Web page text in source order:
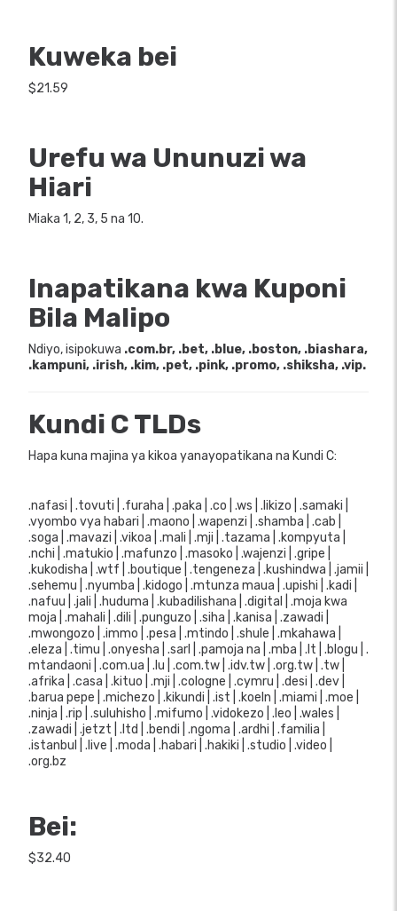
Kuweka bei
$21.59
Urefu wa Ununuzi wa
Hiari
Miaka 1, 2, 3, 5 na 10.
Inapatikana kwa Kuponi
Bila Malipo
Ndiyo, isipokuwa .com.br, .bet, .blue, .boston, .biashara,
.kampuni, .irish, .kim, .pet, .pink, .promo, .shiksha, .vip.
Kundi C TLDs
Hapa kuna majina ya kikoa yanayopatikana na Kundi C:
.nafasi | .tovuti | .furaha | .paka | .co | .ws | .likizo | .samaki |
.vyombo vya habari | .maono | .wapenzi | .shamba | .cab |
.soga | .mavazi | .vikoa | .mali | .mji | .tazama | .kompyuta |
.nchi | .matukio | .mafunzo | .masoko | .wajenzi | .gripe |
.kukodisha | .wtf | .boutique | .tengeneza | .kushindwa | .jamii |
.sehemu | .nyumba | .kidogo | .mtunza maua | .upishi | .kadi |
.nafuu | .jali | .huduma | .kubadilishana | .digital | .moja kwa
moja | .mahali | .dili | .punguzo | .siha | .kanisa | .zawadi |
.mwongozo | .immo | .pesa | .mtindo | .shule | .mkahawa |
.eleza | .timu | .onyesha | .sarl | .pamoja na | .mba | .lt | .blogu | .
mtandaoni | .com.ua | .lu | .com.tw | .idv.tw | .org.tw | .tw |
.afrika | .casa | .kituo | .mji | .cologne | .cymru | .desi | .dev |
.barua pepe | .michezo | .kikundi | .ist | .koeln | .miami | .moe |
.ninja | .rip | .suluhisho | .mifumo | .vidokezo | .leo | .wales |
.zawadi | .jetzt | .ltd | .bendi | .ngoma | .ardhi | .familia |
.istanbul | .live | .moda | .habari | .hakiki | .studio | .video |
.org.bz
Bei:
$32.40